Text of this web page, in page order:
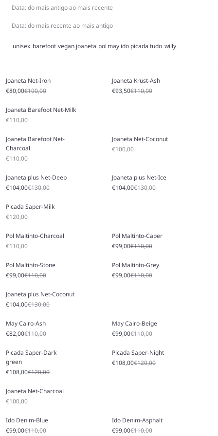
Data: do mais antigo ao mais recente
Data: do mais recente ao mais antigo
unisex barefoot vegan joaneta pol may ido picada tudo willy
Joaneta Net-Iron
Preço promocional
€80,00Preço normal
€100,00
Joaneta Krust-Ash
Preço promocional
€93,50Preço normal
€110,00
Joaneta Barefoot Net-Milk
Preço promocional
€110,00
Joaneta Barefoot Net-
Charcoal
Preço promocional
€110,00
Joaneta Net-Coconut
Preço promocional
€100,00
Joaneta plus Net-Deep
Preço promocional
€104,00Preço normal
€130,00
Joaneta plus Net-Ice
Preço promocional
€104,00Preço normal
€130,00
Picada Saper-Milk
Preço promocional
€120,00
Pol Maltinto-Charcoal
Preço promocional
€110,00
Pol Maltinto-Caper
Preço promocional
€99,00Preço normal
€110,00
Pol Maltinto-Stone
Preço promocional
€99,00Preço normal
€110,00
Pol Maltinto-Grey
Preço promocional
€99,00Preço normal
€110,00
Joaneta plus Net-Coconut
Preço promocional
€104,00Preço normal
€130,00
May Cairo-Ash
Preço promocional
€82,00Preço normal
€110,00
May Cairo-Beige
Preço promocional
€99,00Preço normal
€110,00
Picada Saper-Dark
green
Preço promocional
€108,00Preço normal
€120,00
Picada Saper-Night
Preço promocional
€108,00Preço normal
€120,00
Joaneta Net-Charcoal
Preço promocional
€100,00
Ido Denim-Blue
Preço promocional
€99,00Preço normal
€110,00
Ido Denim-Asphalt
Preço promocional
€99,00Preço normal
€110,00